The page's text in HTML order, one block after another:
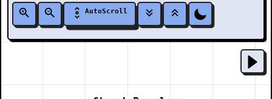
AutoScroll